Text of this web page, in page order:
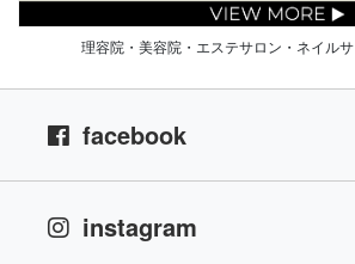
理容院・美容院・エステサロン・ネイル
facebook
instagram